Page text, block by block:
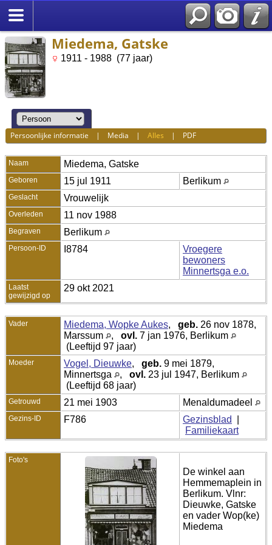
Miedema, Gatske
1911 - 1988 (77 jaar)
Persoonlijke informatie | Media |Alles | PDF
Naam Miedema, Gatske
Geboren 15 jul 1911 Berlikum
Geslacht Vrouwelijk
Overleden 11 nov 1988
Begraven Berlikum
Persoon-ID I8784
Vroegere
bewoners
Minnertsga e.o.
Laatst
gewijzigd op
29 okt 2021
Vader Miedema, Wopke Aukes, geb. 26 nov 1878,
Marssum
, ovl. 7 jan 1976, Berlikum
(Leeftijd 97 jaar)
Moeder Vogel, Dieuwke, geb. 9 mei 1879,
Minnertsga
, ovl. 23 jul 1947, Berlikum
(Leeftijd 68 jaar)
Getrouwd 21 mei 1903 Menaldumadeel
Gezins-ID F786 Gezinsblad
Familiekaart
Foto's
De winkel aan
Hemmemaplein in
Berlikum. Vlnr:
Dieuwke, Gatske
en vader Wop(ke)
Miedema